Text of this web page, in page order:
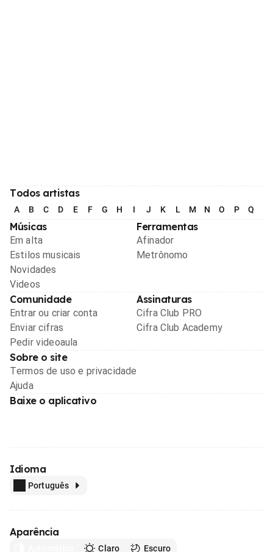
Todos artistas
A B C D E F G H I J K L M N O P Q
Músicas
Em alta
Estilos musicais
Novidades
Videos
Ferramentas
Afinador
Metrônomo
Comunidade
Entrar ou criar conta
Enviar cifras
Pedir videoaula
Assinaturas
Cifra Club PRO
Cifra Club Academy
Sobre o site
Termos de uso e privacidade
Ajuda
Baixe o aplicativo
Idioma
Português
Aparência
Claro Escuro